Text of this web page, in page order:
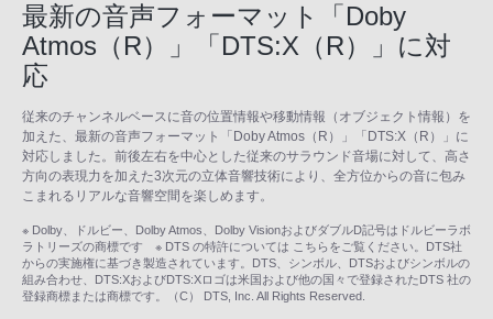
最新の音声フォーマット「Doby
Atmos（R）」「DTS:X（R）」に対
応
従来のチャンネルベースに音の位置情報や移動情報（オブジェクト情報）を
加えた、最新の音声フォーマット「Doby Atmos（R）」「DTS:X（R）」に
対応しました。前後左右を中心とした従来のサラウンド音場に対して、高さ
方向の表現力を加えた3次元の立体音響技術により、全方位からの音に包み
こまれるリアルな音響空間を楽しめます。
※ Dolby、ドルビー、Dolby Atmos、Dolby VisionおよびダブルD記号はドルビーラボ
ラトリーズの商標です ※ DTS の特許については こちらをご覧ください。DTS社
からの実施権に基づき製造されています。DTS、シンボル、DTSおよびシンボルの
組み合わせ、DTS:XおよびDTS:Xロゴは米国および他の国々で登録されたDTS 社の
登録商標または商標です。（C） DTS, Inc. All Rights Reserved.